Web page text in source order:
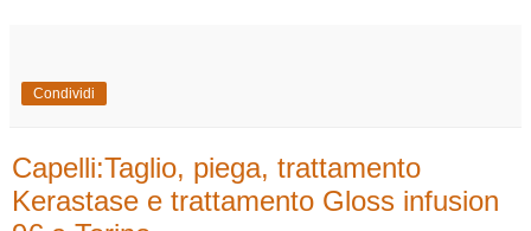
Condividi
Capelli:Taglio, piega, trattamento
Kerastase e trattamento Gloss infusion